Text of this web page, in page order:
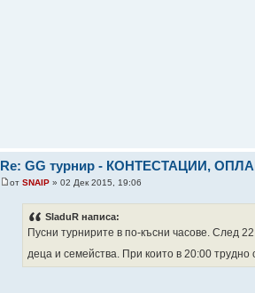
Re: GG турнир - КОНТЕСТАЦИИ,
отSNAIP » 02 Дек 2015, 19:06
SladuR написа:
Пусни турнирите в по-късни часове. След
деца и семейства. При които в 20:00